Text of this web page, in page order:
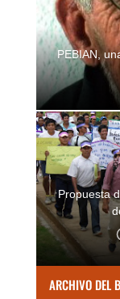
PEBIAN,
Propuesta
ARCHIVO DEL